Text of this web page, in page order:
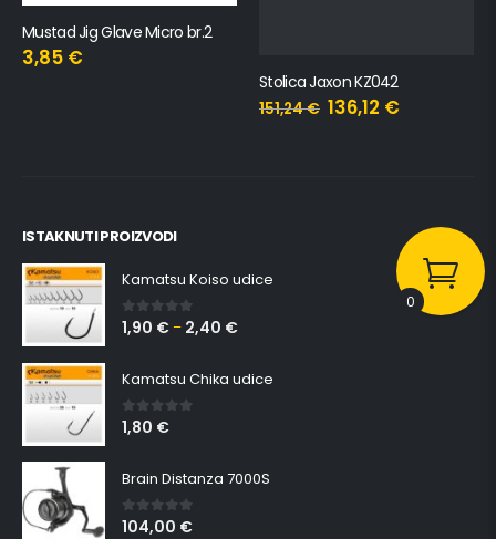
Mustad Jig Glave Micro br.2
3,85 €
Stolica Jaxon KZ042
151,24€ 136,12 €
ISTAKNUTI PROIZVODI
Kamatsu Koiso udice
0 out of 5
1,90 € – 2,40 €
Kamatsu Chika udice
0 out of 5
1,80 €
Brain Distanza 7000S
0out of 5
104,00 €
0